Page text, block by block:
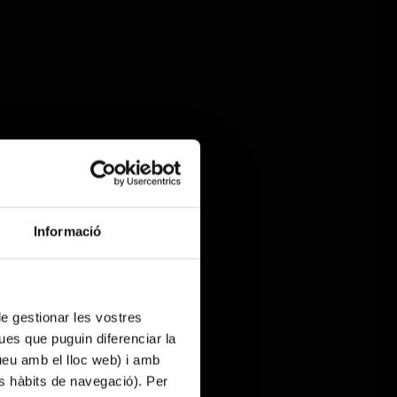
Informació
gestionar les vostres
que puguin diferenciar la
amb el lloc web) i amb
hàbits de navegació). Per